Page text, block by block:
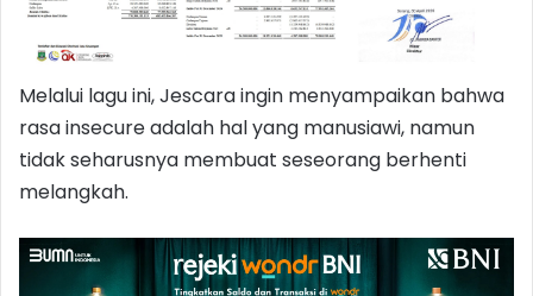
Melalui lagu ini, Jescara ingin menyampaikan bahwa
rasa insecure adalah hal yang manusiawi, namun
tidak seharusnya membuat seseorang berhenti
melangkah.